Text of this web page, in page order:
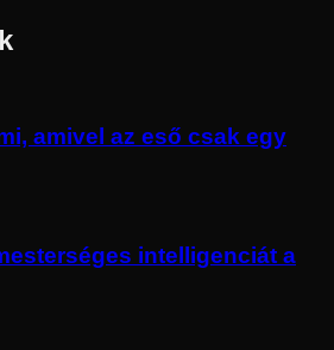
amivel az eső csak egy
intelligenciát a